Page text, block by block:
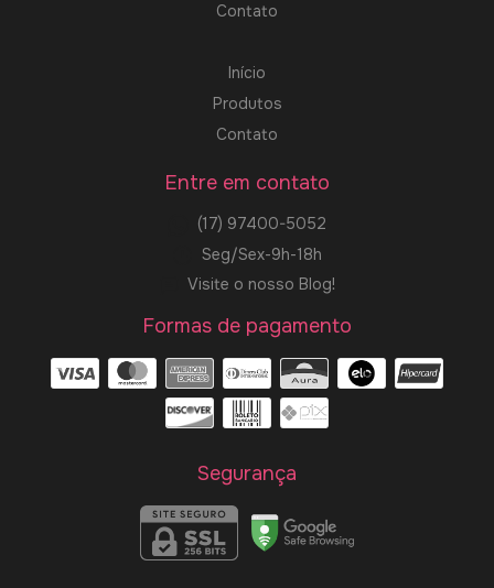
Contato
Início
Produtos
Contato
Entre em contato
(17) 97400-5052
Seg/Sex-9h-18h
Visite o nosso Blog!
Formas de pagamento
Segurança